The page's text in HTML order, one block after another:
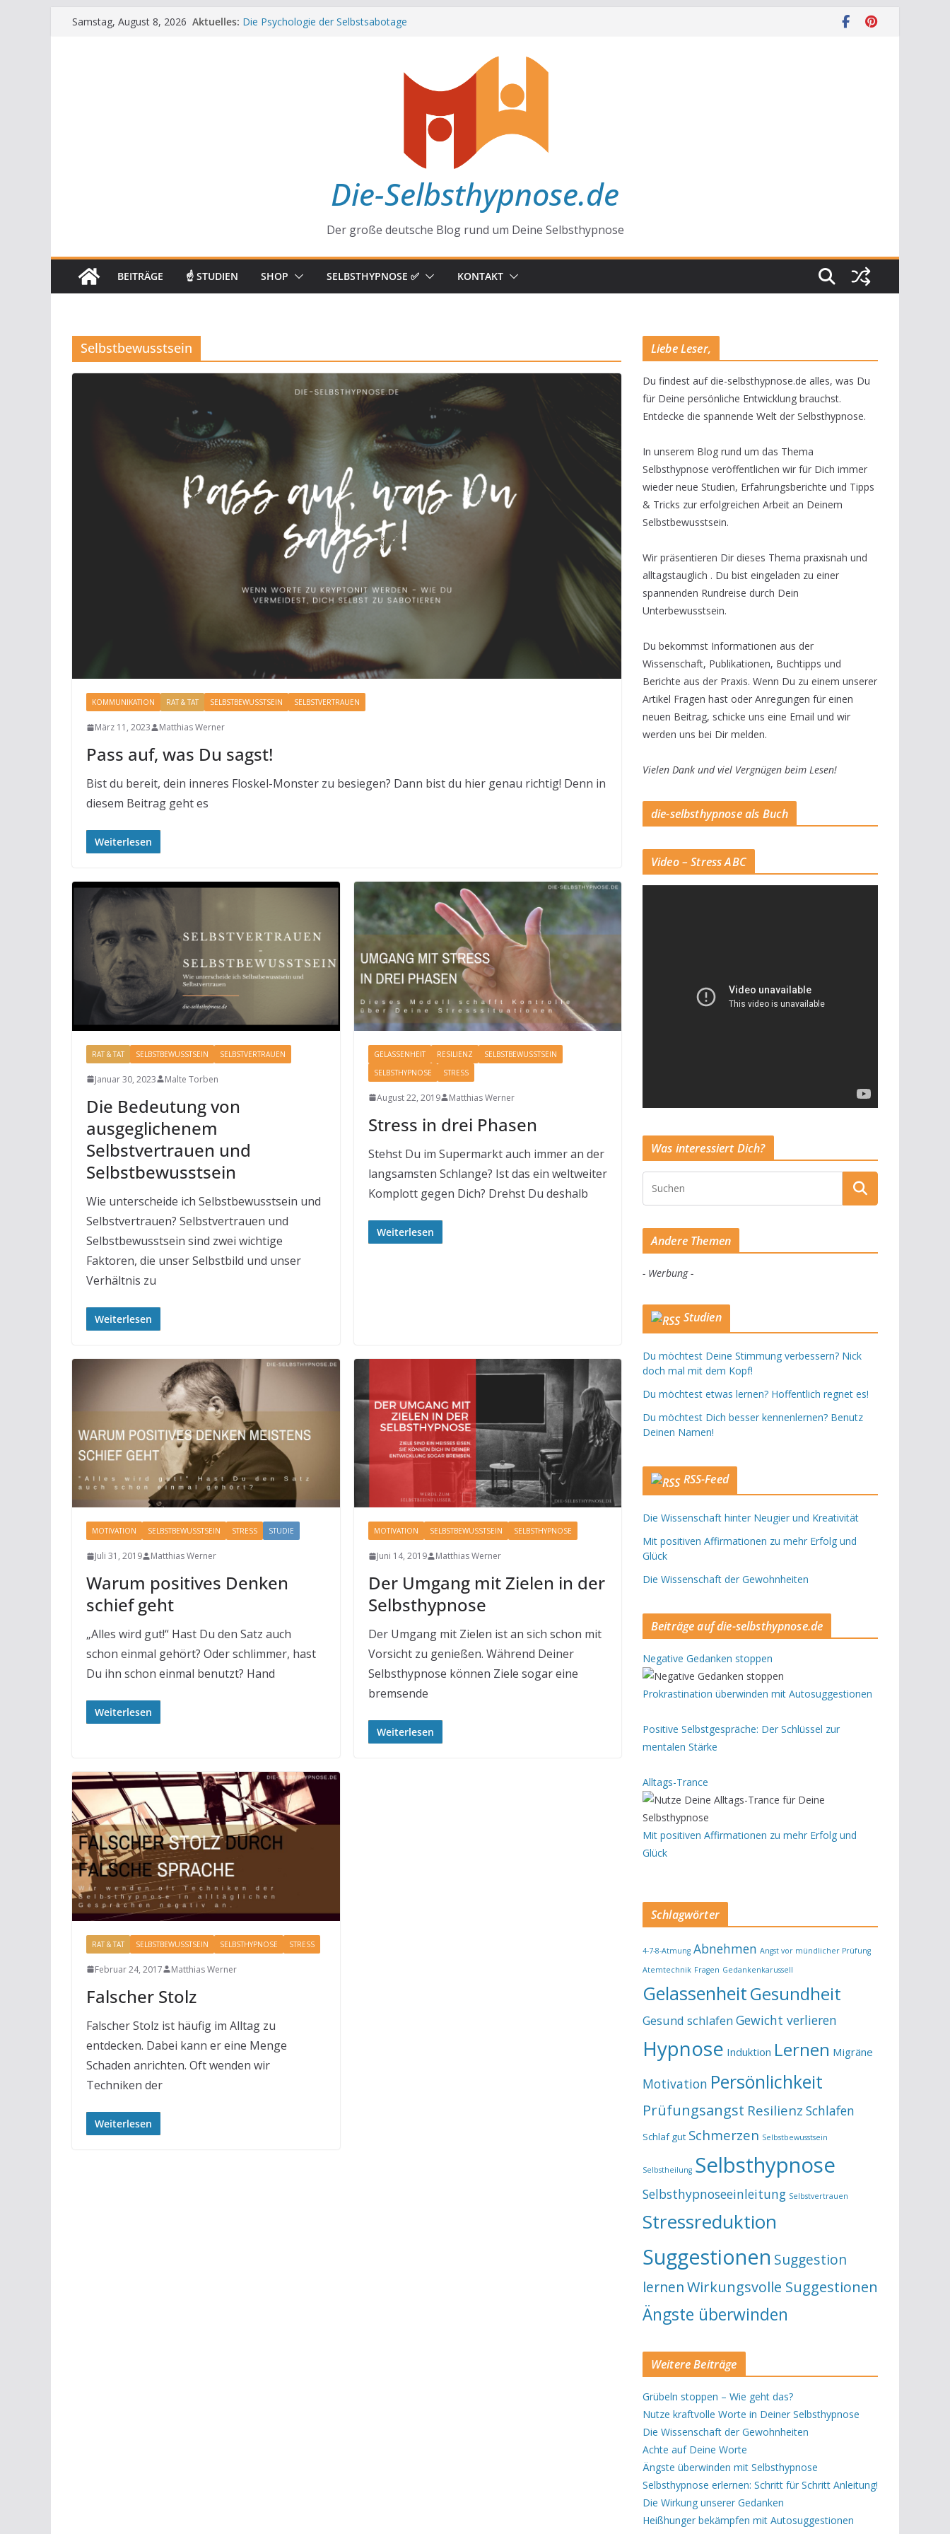
ZumSamstag, August 8, 2026 Aktuelles: Die Psychologie der Selbstsabotage
Die-Selbsthypnose.de
Der große deutsche Blog rund um Deine Selbsthypnose
BEITRÄGE ☝ STUDIEN SHOP SELBSTHYPNOSE ✅ KONTAKT
Selbstbewusstsein
KOMMUNIKATION RAT & TAT SELBSTBEWUSSTSEIN SELBSTVERTRAUEN
März 11, 2023 Matthias Werner
Pass auf, was Du sagst!
Bist du bereit, dein inneres Floskel-Monster zu besiegen? Dann bist du hier genau richtig! Denn in
diesem Beitrag geht es
Weiterlesen
RAT & TAT SELBSTBEWUSSTSEIN SELBSTVERTRAUEN
Januar 30, 2023 Malte Torben
Die Bedeutung von
ausgeglichenem
Selbstvertrauen und
Selbstbewusstsein
Wie unterscheide ich Selbstbewusstsein und
Selbstvertrauen? Selbstvertrauen und
Selbstbewusstsein sind zwei wichtige
Faktoren, die unser Selbstbild und unser
Verhältnis zu
Weiterlesen
GELASSENHEIT RESILIENZ
SELBSTBEWUSSTSEIN
SELBSTHYPNOSE
STRESS
August 22, 2019 Matthias Werner
Stress in drei Phasen
Stehst Du im Supermarkt auch immer an der
langsamsten Schlange? Ist das ein weltweiter
Komplott gegen Dich? Drehst Du deshalb
Weiterlesen
MOTIVATION SELBSTBEWUSSTSEIN STRESS STUDIE
Juli 31, 2019 Matthias Werner
Warum positives Denken
schief geht
„Alles wird gut!“ Hast Du den Satz auch
schon einmal gehört? Oder schlimmer, hast
Du ihn schon einmal benutzt? Hand
Weiterlesen
MOTIVATION SELBSTBEWUSSTSEIN SELBSTHYPNOSE
Juni 14, 2019 Matthias Werner
Der Umgang mit Zielen in der
Selbsthypnose
Der Umgang mit Zielen ist an sich schon mit
Vorsicht zu genießen. Während Deiner
Selbsthypnose können Ziele sogar eine
bremsende
Weiterlesen
RAT & TAT SELBSTBEWUSSTSEIN SELBSTHYPNOSE STRESS
Februar 24, 2017 Matthias Werner
Falscher Stolz
Falscher Stolz ist häufig im Alltag zu
entdecken. Dabei kann er eine Menge
Schaden anrichten. Oft wenden wir
Techniken der
Weiterlesen
Liebe Leser,
Du findest auf die-selbsthypnose.de alles, was Du
für Deine persönliche Entwicklung brauchst.
Entdecke die spannende Welt der Selbsthypnose.
In unserem Blog rund um das Thema
Selbsthypnose veröffentlichen wir für Dich immer
wieder neue Studien, Erfahrungsberichte und Tipps
& Tricks zur erfolgreichen Arbeit an Deinem
Selbstbewusstsein.
Wir präsentieren Dir dieses Thema praxisnah und
alltagstauglich . Du bist eingeladen zu einer
spannenden Rundreise durch Dein
Unterbewusstsein.
Du bekommst Informationen aus der
Wissenschaft, Publikationen, Buchtipps und
Berichte aus der Praxis. Wenn Du zu einem unserer
Artikel Fragen hast oder Anregungen für einen
neuen Beitrag, schicke uns eine Email und wir
werden uns bei Dir melden.
Vielen Dank und viel Vergnügen beim Lesen!
die-selbsthypnose als Buch
Video – Stress ABC
Was interessiert Dich?
Andere Themen
- Werbung -
Studien
Du möchtest Deine Stimmung verbessern? Nick
doch mal mit dem Kopf!
Du möchtest etwas lernen? Hoffentlich regnet es!
Du möchtest Dich besser kennenlernen? Benutz
Deinen Namen!
RSS-Feed
Die Wissenschaft hinter Neugier und Kreativität
Mit positiven Affirmationen zu mehr Erfolg und
Glück
Die Wissenschaft der Gewohnheiten
Beiträge auf die-selbsthypnose.de
Negative Gedanken stoppen
Prokrastination überwinden mit Autosuggestionen
Positive Selbstgespräche: Der Schlüssel zur
mentalen Stärke
Alltags-Trance
Mit positiven Affirmationen zu mehr Erfolg und
Glück
Schlagwörter
4-7-8-Atmung Abnehmen Angst vor mündlicher Prüfung
Atemtechnik Fragen Gedankenkarussell
GelassenheitGesundheit
Gesund schlafen Gewicht verlieren
Hypnose Induktion Lernen Migräne
Motivation Persönlichkeit
Prüfungsangst Resilienz Schlafen
Schlaf gut Schmerzen Selbstbewusstsein
Selbstheilung Selbsthypnose
Selbsthypnoseeinleitung Selbstvertrauen
Stressreduktion
Suggestionen Suggestion
lernenWirkungsvolle Suggestionen
Ängste überwinden
Weitere Beiträge
Grübeln stoppen – Wie geht das?
Nutze kraftvolle Worte in Deiner Selbsthypnose
Die Wissenschaft der Gewohnheiten
Achte auf Deine Worte
Ängste überwinden mit Selbsthypnose
Selbsthypnose erlernen: Schritt für Schritt Anleitung!
Die Wirkung unserer Gedanken
Heißhunger bekämpfen mit Autosuggestionen